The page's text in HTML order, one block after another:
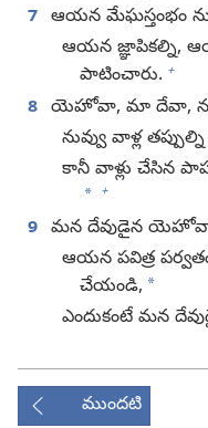
7 ఆయన మేఘస్తంభం
ఆయన జ్ఞాపికల్ని,
పాటించారు. +
8 యెహోవా, మా దేవా,
నువ్వు వాళ్ల
కానీ వాళ్లు చేసిన
* +
9 మన దేవుడైన
ఆయన పవిత్ర
చేయండి, *
ఎందుకంటే మన
ముందటి